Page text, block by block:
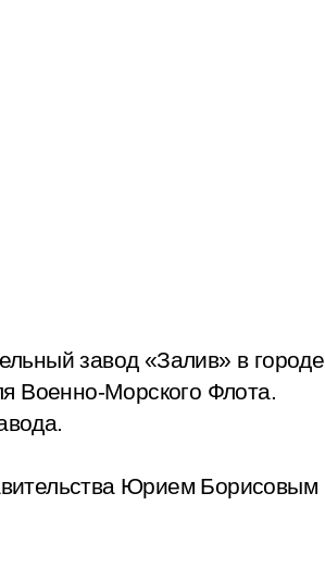
завод «Залив» в городе
Военно-Морского Флота.
Юрием Борисовым